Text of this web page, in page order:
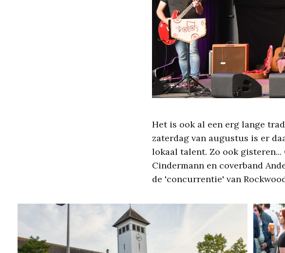
Het is ook al een erg lange
zaterdag van augustus is er
lokaal talent. Zo ook
Cindermann en coverband
de 'concurrentie' van